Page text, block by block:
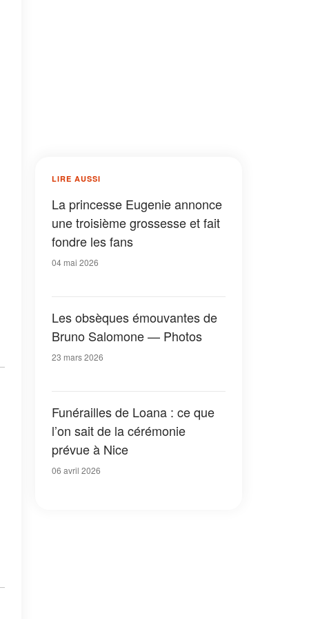
LIRE AUSSI
La princesse Eugenie annonce
une troisième grossesse et fait
fondre les fans
04 mai 2026
Les obsèques émouvantes de
Bruno Salomone — Photos
23 mars 2026
Funérailles de Loana : ce que
l’on sait de la cérémonie
prévue à Nice
06 avril 2026